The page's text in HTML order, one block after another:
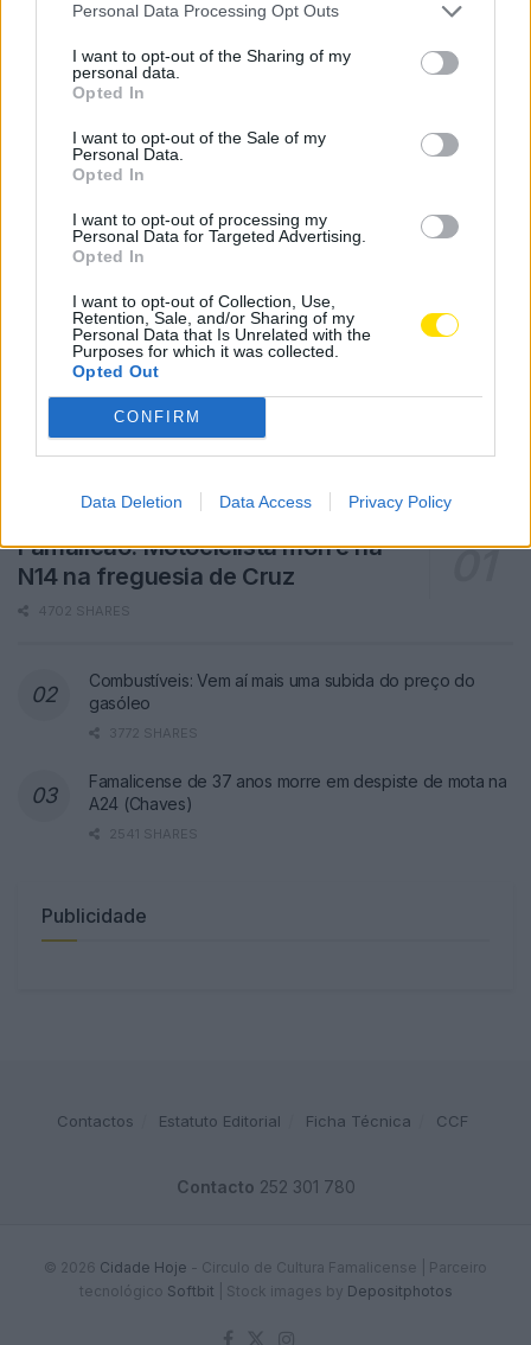
Personal Data Processing Opt Outs
I want to opt-out of the Sharing of my
personal data.
Opted In
I want to opt-out of the Sale of my
Personal Data.
Opted In
I want to opt-out of processing my
Personal Data for Targeted Advertising.
Opted In
I want to opt-out of Collection, Use,
Retention, Sale, and/or Sharing of my
Personal Data that Is Unrelated with the
Purposes for which it was collected.
Opted Out
CONFIRM
Data Deletion Data Access Privacy Policy
1 2 … 8
Famalicão: Motociclista morre na
N14 na freguesia de Cruz
4702 SHARES
Combustíveis: Vem aí mais uma subida do preço do
gasóleo
3772 SHARES
Famalicense de 37 anos morre em despiste de mota na
A24 (Chaves)
2541 SHARES
Publicidade
Contactos Estatuto Editorial Ficha Técnica CCF
Contacto 252 301 780
© 2026 Cidade Hoje - Circulo de Cultura Famalicense | Parceiro
tecnológico Softbit Stock images by Depositphotos